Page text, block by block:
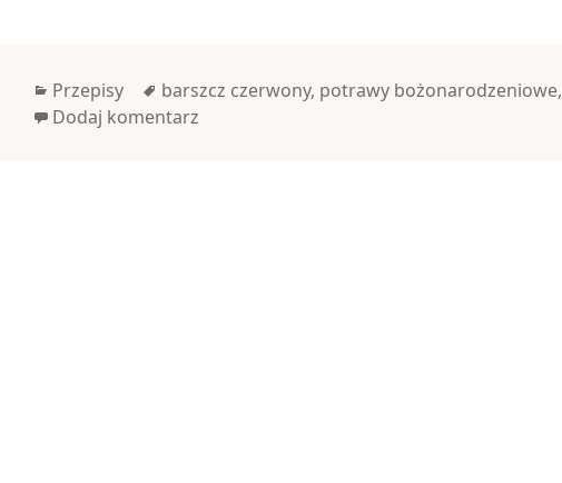
Kategorie
Przepisy Tagi
barszcz czerwony, potrawy bożonarodzeniowe,
Dodaj komentarz